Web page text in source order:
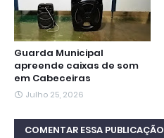
Guarda Municipal
apreende caixas de som
em Cabeceiras
Julho 25, 2026
COMENTAR ESSA PUBLICAÇÃO